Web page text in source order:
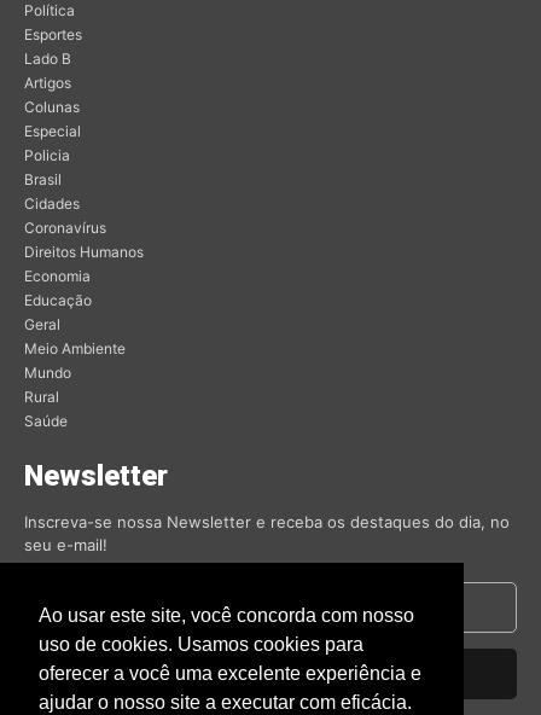
Política
Esportes
Lado B
Artigos
Colunas
Especial
Policia
Brasil
Cidades
Coronavírus
Direitos Humanos
Economia
Educação
Geral
Meio Ambiente
Mundo
Rural
Saúde
Newsletter
Inscreva-se nossa Newsletter e receba os destaques do dia, no
seu e-mail!
Inscrever-se
Ao usar este site, você concorda com nosso
uso de cookies. Usamos cookies para
oferecer a você uma excelente experiência e
ajudar o nosso site a executar com eficácia.